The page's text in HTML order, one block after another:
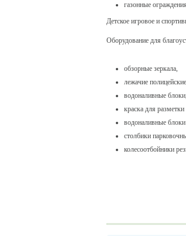
газонные ограждения
Детское игровое и
Оборудование для
обзорные зеркала,
лежачие
водоналивные блоки,
краска для разметки
водоналивные блоки
столбики
колесоотбойники